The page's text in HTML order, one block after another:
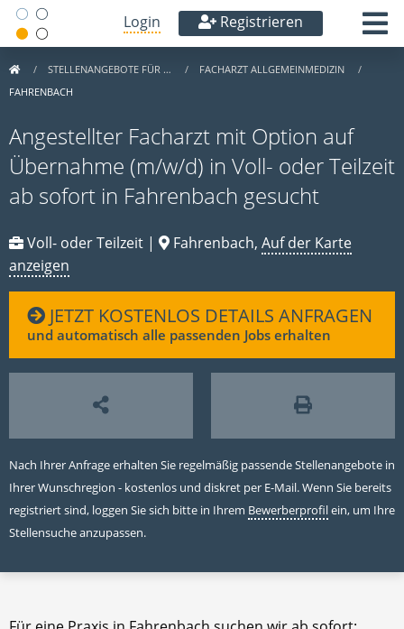
Login Registrieren
STELLENANGEBOTE FÜR …
FACHARZT ALLGEMEINMEDIZIN
FAHRENBACH
Angestellter Facharzt mit Option auf
Übernahme (m/w/d) in Voll- oder Teilzeit
ab sofort in Fahrenbach gesucht
Voll- oder Teilzeit | Fahrenbach, Auf der Karte
anzeigen
JETZT KOSTENLOS DETAILS ANFRAGEN
und automatisch alle passenden Jobs erhalten
Nach Ihrer Anfrage erhalten Sie regelmäßig passende Stellenangebote in
Ihrer Wunschregion - kostenlos und diskret per E-Mail. Wenn Sie bereits
registriert sind, loggen Sie sich bitte in Ihrem Bewerberprofilein, um Ihre
Stellensuche anzupassen.